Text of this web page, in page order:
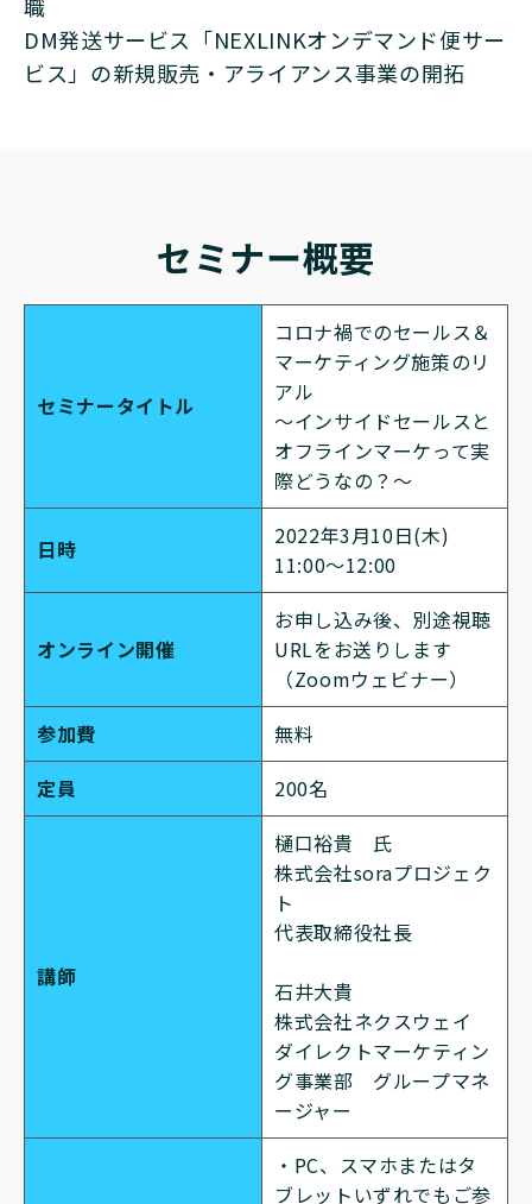
DM発送サービス「NEXLINKオンデマンド便サー
ビス」の新規販売・アライアンス事業の開拓
セミナー概要
セミナータイトル
コロナ禍でのセールス＆
マーケティング施策のリ
アル
～インサイドセールスと
オフラインマーケって実
際どうなの？～
日時
2022年3月10日(木)
11:00～12:00
オンライン開催
お申し込み後、別途視聴
URLをお送りします
（Zoomウェビナー）
参加費
無料
定員
200名
講師
樋口裕貴 氏
株式会社soraプロジェク
ト
代表取締役社長
石井大貴
株式会社ネクスウェイ
ダイレクトマーケティン
グ事業部 グループマネ
ージャー
・PC、スマホまたはタ
ブレットいずれでもご参